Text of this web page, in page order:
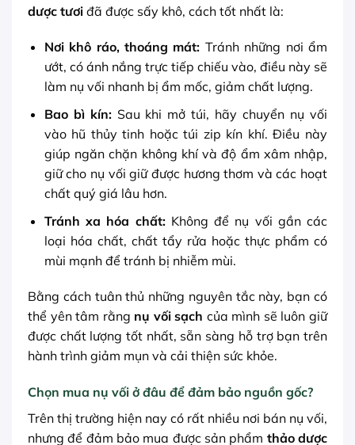
dược tươi đã được sấy khô, cách tốt nhất là:
Nơi khô ráo, thoáng mát: Tránh những nơi ẩm
ướt, có ánh nắng trực tiếp chiếu vào, điều này sẽ
làm nụ vối nhanh bị ẩm mốc, giảm chất lượng.
Bao bì kín:Sau khi mở túi, hãy chuyển nụ vối
vào hũ thủy tinh hoặc túi zip kín khí. Điều này
giúp ngăn chặn không khí và độ ẩm xâm nhập,
giữ cho nụ vối giữ được hương thơm và các hoạt
chất quý giá lâu hơn.
Tránh xa hóa chất:Không để nụ vối gần các
loại hóa chất, chất tẩy rửa hoặc thực phẩm có
mùi mạnh để tránh bị nhiễm mùi.
Bằng cách tuân thủ những nguyên tắc này, bạn có
thể yên tâm rằng nụ vối sạch của mình sẽ luôn giữ
được chất lượng tốt nhất, sẵn sàng hỗ trợ bạn trên
hành trình giảm mụn và cải thiện sức khỏe.
Chọn mua nụ vối ở đâu để đảm bảo nguồn gốc?
Trên thị trường hiện nay có rất nhiều nơi bán nụ vối,
nhưng để đảm bảo mua được sản phẩm thảo dược